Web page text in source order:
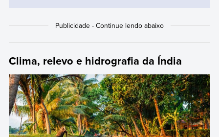
Clima, relevo e hidrografia da Índia